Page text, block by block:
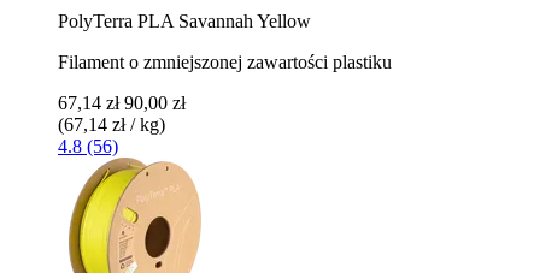
PolyTerra PLA Savannah Yellow
Filament o zmniejszonej zawartości plastiku
67,14 zł 90,00 zł
(67,14 zł / kg)
4.8 (56)